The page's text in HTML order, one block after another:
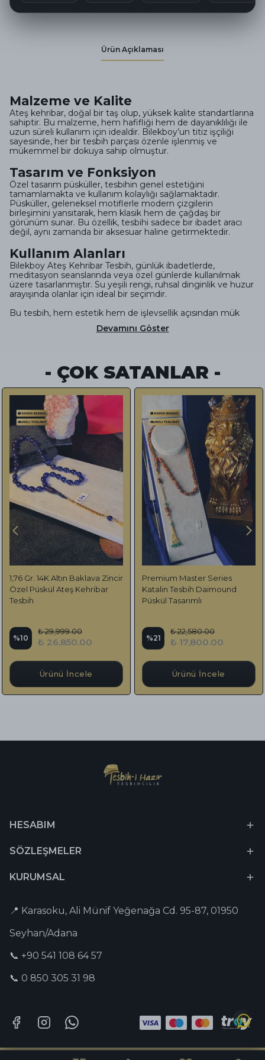
Ürün Açıklaması
Malzeme ve Kalite
Ateş kehribar, doğal bir taş olup, yüksek kalite standartlarına
sahiptir. Bu malzeme, hem hafifliği hem de dayanıklılığı ile
uzun süreli kullanım için idealdir. Bilekboy’un titiz işçiliği
sayesinde, her bir tesbih parçası özenle işlenmiş ve
mükemmel bir dokuya sahip olmuştur.
Tasarım ve Fonksiyon
Özel tasarım püsküller, tesbihin genel estetiğini
tamamlamakta ve kullanım kolaylığı sağlamaktadır.
Püsküller, geleneksel motiflerle modern çizgilerin
birleşimini yansıtarak, hem klasik hem de çağdaş bir
görünüm sunar. Bu özellik, tesbihi sadece bir ibadet aracı
değil, aynı zamanda bir aksesuar haline getirmektedir.
Kullanım Alanları
Bilekboy Ateş Kehribar Tesbih, günlük ibadetlerde,
meditasyon seanslarında veya özel günlerde kullanılmak
üzere tasarlanmıştır. Su yeşili rengi, ruhsal dinginlik ve huzur
arayışında olanlar için ideal bir seçimdir.
Bu tesbih, hem estetik hem de işlevsellik açısından mük
Devamını Göster
- ÇOK SATANLAR -
1,76 Gr. 14K Altın Baklava Zincir
Özel Püskül Ateş Kehribar
Tesbih
%10
₺ 29,999.00
₺ 26,850.00
Ürünü İncele
Premium Master Series
Katalin Tesbih Daimound
Püskül Tasarımlı
%21
₺ 22,580.00
₺ 17,800.00
Ürünü İncele
HESABIM
SÖZLEŞMELER
KURUMSAL
📍 Karasoku, Ali Münif Yeğenağa Cd. 95-87, 01950
Seyhan/Adana
📞 +90 541 108 64 57
📞 0 850 305 31 98